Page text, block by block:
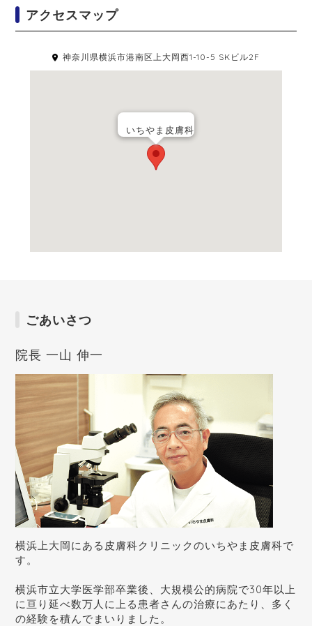
アクセスマップ
神奈川県横浜市港南区上大岡西1-10-5 SKビル2F
いちやま皮膚科
ごあいさつ
院長 一山 伸一
横浜上大岡にある皮膚科クリニックのいちやま皮膚科で
す。
横浜市立大学医学部卒業後、大規模公的病院で30年以上
に亘り延べ数万人に上る患者さんの治療にあたり、多く
の経験を積んでまいりました。